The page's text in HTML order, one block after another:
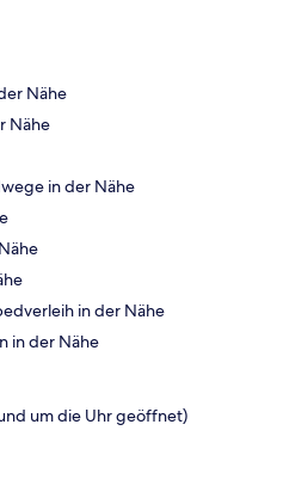
Nähe
Nähe
in der Nähe
in der Nähe
in der Nähe
um die Uhr geöffnet)